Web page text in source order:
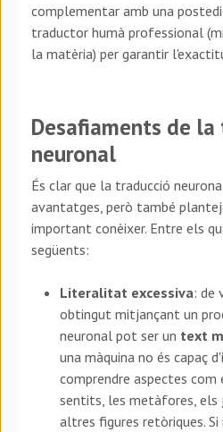
complementar amb una
traductor humà professional
la matèria) per garantir
Desafiaments de la
neuronal
És clar que la traducció
avantatges, però també
important conèixer. Entre els
següents:
Literalitat excessiva: de
obtingut mitjançant un
neuronal pot ser un text
una màquina no és capaç
comprendre aspectes
sentits, les metàfores, els
altres figures retòriques.